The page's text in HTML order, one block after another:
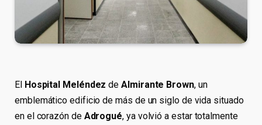
El Hospital Meléndez deAlmirante Brown, un
emblemático edificio de más de un siglo de vida situado
en el corazón de Adrogué, ya volvió a estar totalmente